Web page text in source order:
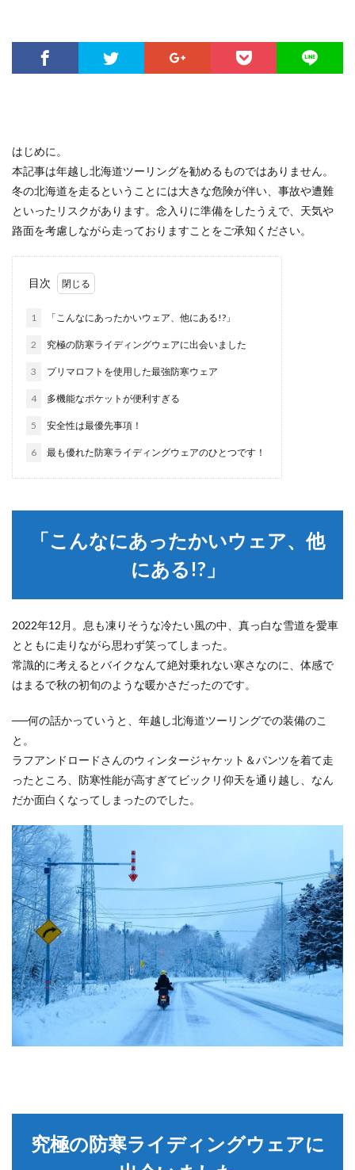
はじめに。
本記事は年越し北海道ツーリングを勧めるものではありません。
冬の北海道を走るということには大きな危険が伴い、事故や遭難
といったリスクがあります。念入りに準備をしたうえで、天気や
路面を考慮しながら走っておりますことをご承知ください。
目次
1 「こんなにあったかいウェア、他にある!?」
2 究極の防寒ライディングウェアに出会いました
3 プリマロフトを使用した最強防寒ウェア
4 多機能なポケットが便利すぎる
5 安全性は最優先事項！
6 最も優れた防寒ライディングウェアのひとつです！
「こんなにあったかいウェア、他
にある!?」
2022年12月。息も凍りそうな冷たい風の中、真っ白な雪道を愛車
とともに走りながら思わず笑ってしまった。
常識的に考えるとバイクなんて絶対乗れない寒さなのに、体感で
はまるで秋の初旬のような暖かさだったのです。
──何の話かっていうと、年越し北海道ツーリングでの装備のこ
と。
ラフアンドロードさんのウィンタージャケット＆パンツを着て走
ったところ、防寒性能が高すぎてビックリ仰天を通り越し、なん
だか面白くなってしまったのでした。
究極の防寒ライディングウェアに